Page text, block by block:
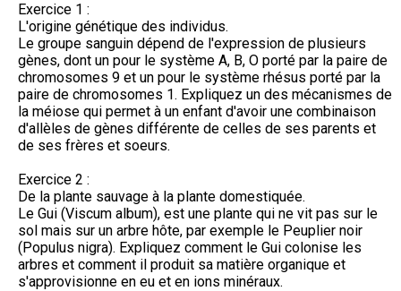
Exercice 1 :
L'origine génétique des individus.
Le groupe sanguin dépend de l'expression de plusieurs
gènes, dont un pour le système A, B, O porté par la paire de
chromosomes 9 et un pour le système rhésus porté par la
paire de chromosomes 1. Expliquez un des mécanismes de
la méiose qui permet à un enfant d'avoir une combinaison
d'allèles de gènes différente de celles de ses parents et
de ses frères et soeurs.
Exercice 2 :
De la plante sauvage à la plante domestiquée.
Le Gui (Viscum album), est une plante qui ne vit pas sur le
sol mais sur un arbre hôte, par exemple le Peuplier noir
(Populus nigra). Expliquez comment le Gui colonise les
arbres et comment il produit sa matière organique et
s'approvisionne en eu et en ions minéraux.